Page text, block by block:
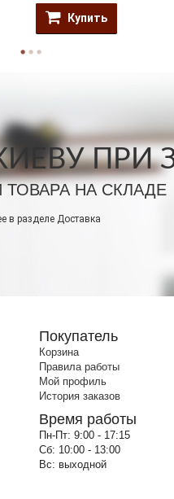
Купить
ПРИ
ТОВАРА НА СКЛАДЕ
в разделе Доставка
Покупатель
Корзина
Правила работы
Мой профиль
История заказов
Время работы
Пн-Пт: 9:00 - 17:15
Сб: 10:00 - 13:00
Вс: выходной